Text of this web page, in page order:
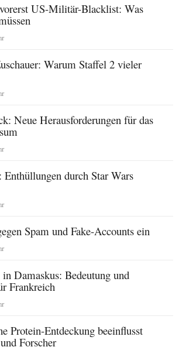
US-Militär-Blacklist: Was
Warum Staffel 2 vieler
Neue Herausforderungen für das
durch Star Wars
Spam und Fake-Accounts ein
Damaskus: Bedeutung und
Frankreich
Protein-Entdeckung beeinflusst
Forscher